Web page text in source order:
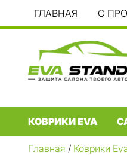
ГЛАВНАЯ О
КОВРИКИ EVA
Главная / Коврики